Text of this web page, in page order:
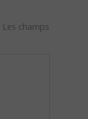
Les champs